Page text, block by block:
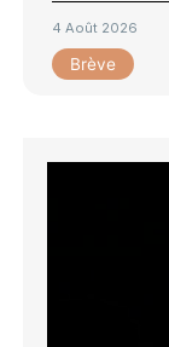
4 Août 2026
Brève